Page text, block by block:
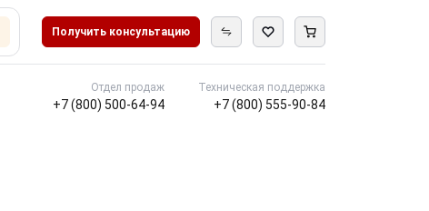
Получить консультацию
Отдел продаж
+7 (800) 500-64-94
Техническая поддержка
+7 (800) 555-90-84